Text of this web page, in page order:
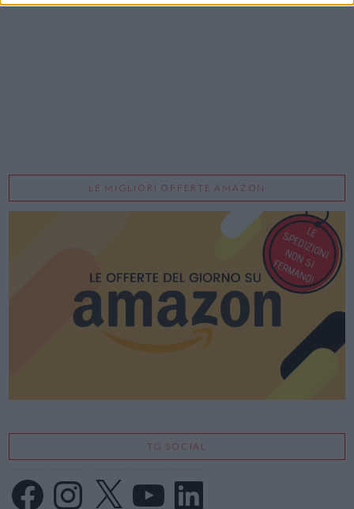
LE MIGLIORI OFFERTE AMAZON
TG SOCIAL
FacebookInstagram
X LinkedIn